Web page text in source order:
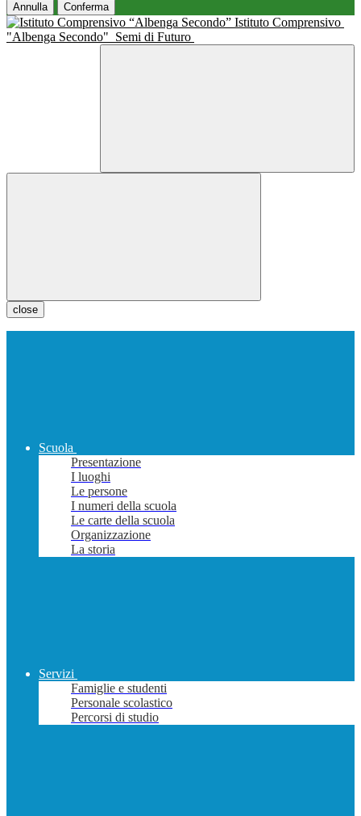
Annulla Conferma
Istituto Comprensivo
"Albenga Secondo" Semi di Futuro
close
Scuola
Presentazione
I luoghi
Le persone
I numeri della scuola
Le carte della scuola
Organizzazione
La storia
Servizi
Famiglie e studenti
Personale scolastico
Percorsi di studio